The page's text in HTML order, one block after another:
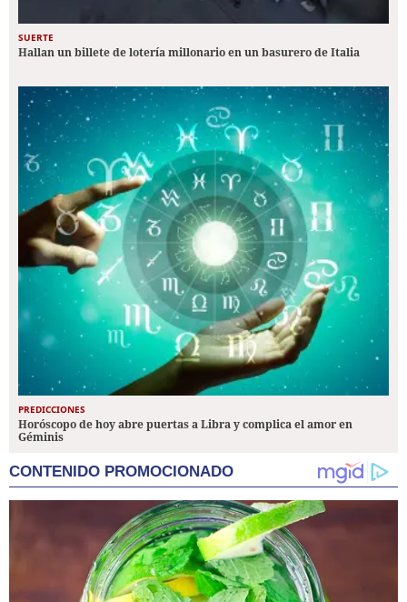
SUERTE
Hallan un billete de lotería millonario en un basurero de Italia
PREDICCIONES
Horóscopo de hoy abre puertas a Libra y complica el amor en
Géminis
CONTENIDO PROMOCIONADO